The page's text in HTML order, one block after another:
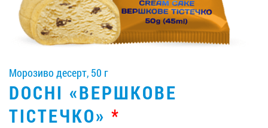
ЗАМОВИТИ ПРОДУКЦІЮ «РУДЬ»:
СТАТИ ПАРТНЕРОМ
0412 48 28 17
Морозиво десерт, 50 г
DOCHI «ВЕРШКОВЕ
ТІСТЕЧКО» *